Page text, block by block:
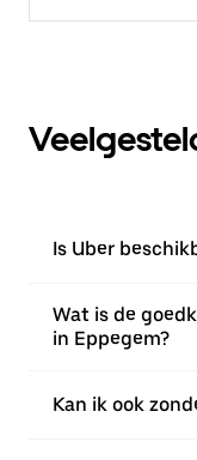
Is Uber
Wat is de
in Eppegem?
Kan ik ook